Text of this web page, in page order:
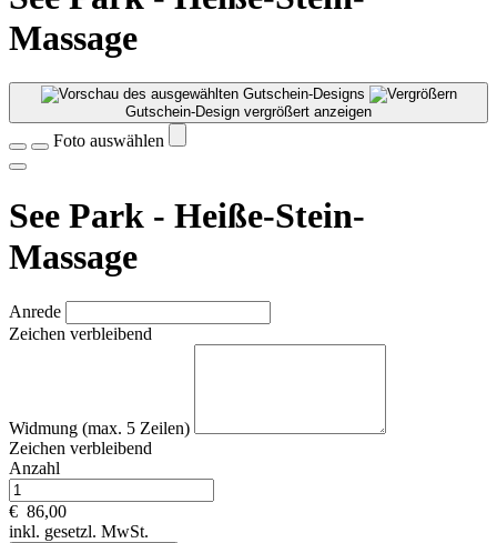
Massage
Gutschein-Design vergrößert anzeigen
Foto auswählen
See Park - Heiße-Stein-
Massage
Anrede
Zeichen verbleibend
Widmung (max. 5 Zeilen)
Zeichen verbleibend
Anzahl
€ 86,00
inkl. gesetzl. MwSt.